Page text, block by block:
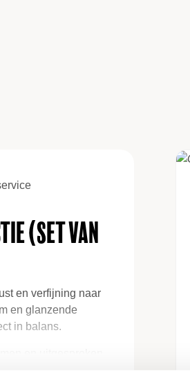
(set van
en verfijning naar
en glanzende
in balans.
een warme,